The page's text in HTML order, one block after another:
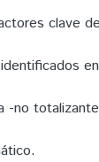
clave
-no